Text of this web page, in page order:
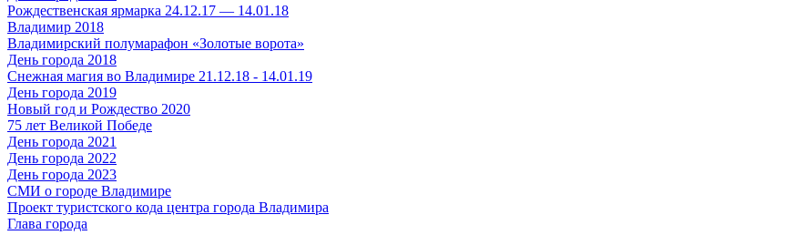
Рождественская ярмарка 24.12.17 — 14.01.18
Владимир 2018
Владимирский полумарафон «Золотые ворота»
День города 2018
Снежная магия во Владимире 21.12.18 - 14.01.19
День города 2019
Новый год и Рождество 2020
75 лет Великой Победе
День города 2021
День города 2022
День города 2023
СМИ о городе Владимире
Проект туристского кода центра города Владимира
Глава города